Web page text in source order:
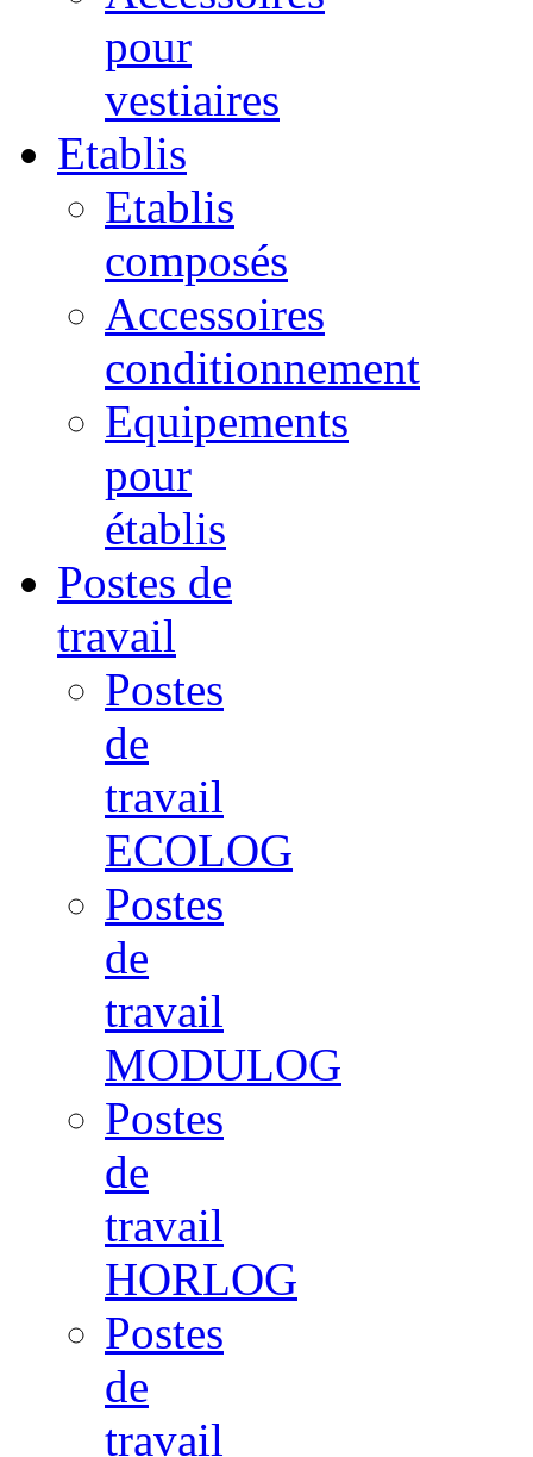
pour
vestiaires
Etablis
Etablis
composés
Accessoires
conditionnement
Equipements
pour
établis
Postes de
travail
Postes
de
travail
ECOLOG
Postes
de
travail
MODULOG
Postes
de
travail
HORLOG
Postes
de
travail